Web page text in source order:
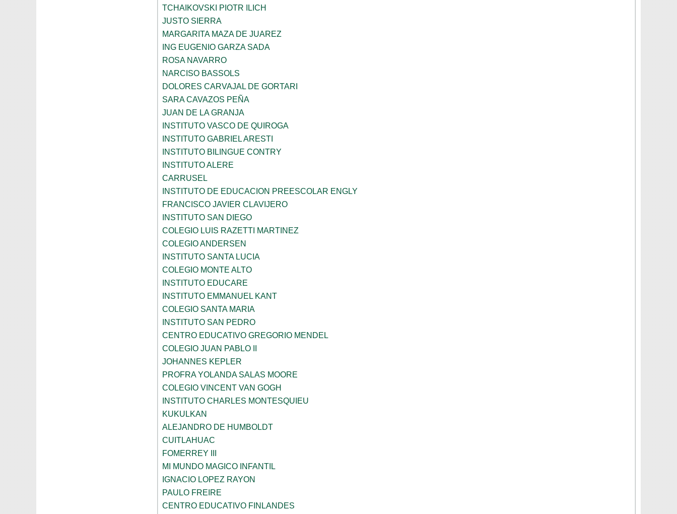
TCHAIKOVSKI PIOTR ILICH
JUSTO SIERRA
MARGARITA MAZA DE JUAREZ
ING EUGENIO GARZA SADA
ROSA NAVARRO
NARCISO BASSOLS
DOLORES CARVAJAL DE GORTARI
SARA CAVAZOS PEÑA
JUAN DE LA GRANJA
INSTITUTO VASCO DE QUIROGA
INSTITUTO GABRIEL ARESTI
INSTITUTO BILINGUE CONTRY
INSTITUTO ALERE
CARRUSEL
INSTITUTO DE EDUCACION PREESCOLAR ENGLY
FRANCISCO JAVIER CLAVIJERO
INSTITUTO SAN DIEGO
COLEGIO LUIS RAZETTI MARTINEZ
COLEGIO ANDERSEN
INSTITUTO SANTA LUCIA
COLEGIO MONTE ALTO
INSTITUTO EDUCARE
INSTITUTO EMMANUEL KANT
COLEGIO SANTA MARIA
INSTITUTO SAN PEDRO
CENTRO EDUCATIVO GREGORIO MENDEL
COLEGIO JUAN PABLO II
JOHANNES KEPLER
PROFRA YOLANDA SALAS MOORE
COLEGIO VINCENT VAN GOGH
INSTITUTO CHARLES MONTESQUIEU
KUKULKAN
ALEJANDRO DE HUMBOLDT
CUITLAHUAC
FOMERREY III
MI MUNDO MAGICO INFANTIL
IGNACIO LOPEZ RAYON
PAULO FREIRE
CENTRO EDUCATIVO FINLANDES